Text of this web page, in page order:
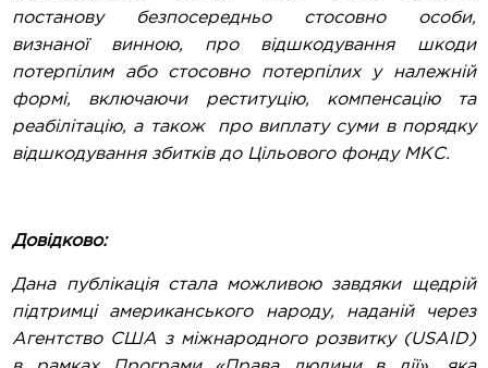
постанову безпосередньо стосовно особи,
визнаної винною, про відшкодування шкоди
потерпілим або стосовно потерпілих у належній
формі, включаючи реституцію, компенсацію та
реабілітацію, а також про виплату суми в порядку
відшкодування збитків до Цільового фонду МКС.
Довідково:
Дана публікація стала можливою завдяки щедрій
підтримці американського народу, наданій через
Агентство США з міжнародного розвитку (USAID)